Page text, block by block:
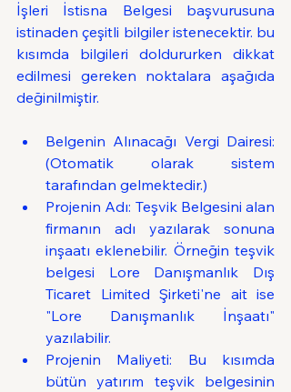
İşleri İstisna Belgesi başvurusuna
istinaden çeşitli bilgiler istenecektir. bu
kısımda bilgileri doldururken dikkat
edilmesi gereken noktalara aşağıda
değinilmiştir.
Belgenin Alınacağı Vergi Dairesi:
(Otomatik olarak sistem
tarafından gelmektedir.)
Projenin Adı: Teşvik Belgesini alan
firmanın adı yazılarak sonuna
inşaatı eklenebilir. Örneğin teşvik
belgesi Lore Danışmanlık Dış
Ticaret Limited Şirketi'ne ait ise
"Lore Danışmanlık İnşaatı"
yazılabilir.
Projenin Maliyeti: Bu kısımda
bütün yatırım teşvik belgesinin